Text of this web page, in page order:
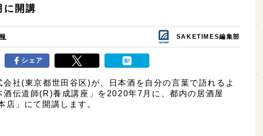
に開講
SAKETIMES編集部
シェア
会社(東京都世田谷区)が、日本酒を自分の言葉で語れるよ
酒伝道師(R)養成講座」を2020年7月に、都内の居酒屋
店」にて開講します。